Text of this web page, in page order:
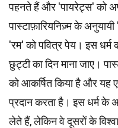
पहनते हैं और 'पायरेट्स' को
पास्टाफ़ारियनिज़्म के
'रम' को पवित्र पेय। इस धर्म
छुट्टी का दिन माना जाए।
को आकर्षित किया है और यह
प्रदान करता है। इस धर्म के
लेते हैं, लेकिन वे दूसरों के